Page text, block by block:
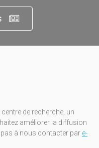
de recherche, un
améliorer la diffusion
à nous contacter par e-